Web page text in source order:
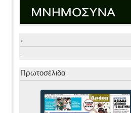
.
.
Πρωτοσέλιδα